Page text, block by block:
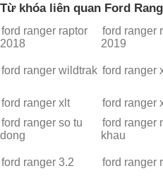
Từ khóa liên quan Ford
ford ranger raptor
2018
ford ranger
2019
ford ranger wildtrak ford ranger
ford ranger xlt
ford ranger
ford ranger so tu
dong
ford ranger
khau
ford ranger 3.2
ford ranger